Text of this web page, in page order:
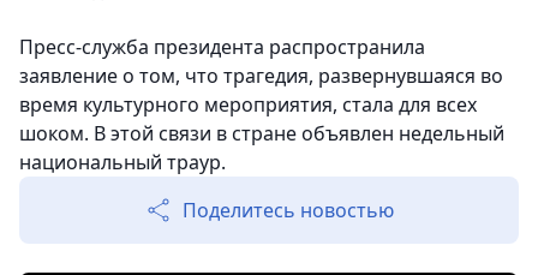
Пресс-служба президента распространила
заявление о том, что трагедия, развернувшаяся во
время культурного мероприятия, стала для всех
шоком. В этой связи в стране объявлен недельный
национальный траур.
Поделитесь новостью